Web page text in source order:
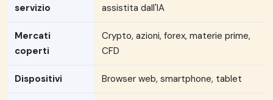
servizio
assistita dall'IA
Mercati
coperti
Crypto, azioni, forex, materie prime,
CFD
Dispositivi Browser web, smartphone, tablet